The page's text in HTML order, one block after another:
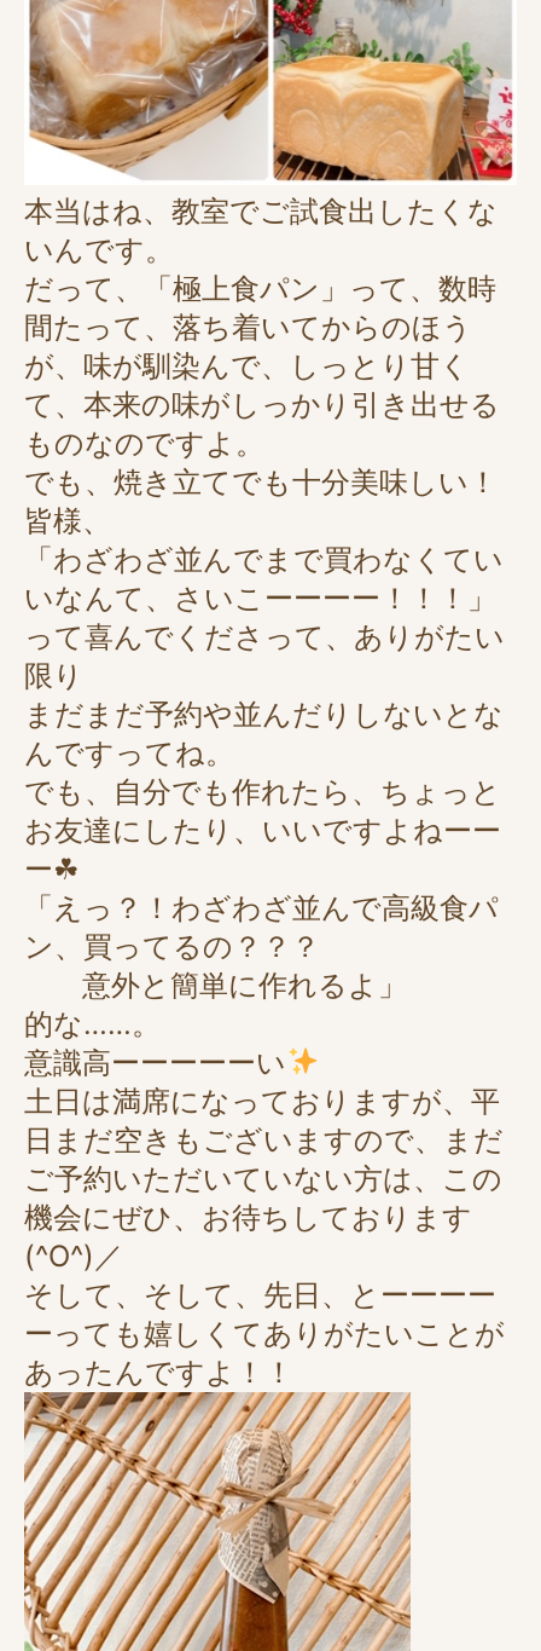
本当はね、教室でご試食出したくな
いんです。
だって、「極上食パン」って、数時
間たって、落ち着いてからのほう
が、味が馴染んで、しっとり甘く
て、本来の味がしっかり引き出せる
ものなのですよ。
でも、焼き立てでも十分美味しい！
皆様、
「わざわざ並んでまで買わなくてい
いなんて、さいこーーーー！！！」
って喜んでくださって、ありがたい
限り
まだまだ予約や並んだりしないとな
んですってね。
でも、自分でも作れたら、ちょっと
お友達に したり、いいですよねーー
ー☘
「えっ？！わざわざ並んで高級食パ
ン、買ってるの？？？
意外と簡単に作れるよ」
的な……。
意識高ーーーーーい
土日は満席になっておりますが、平
日まだ空きもございますので、まだ
ご予約いただいていない方は、この
機会にぜひ、お待ちしております
(^O^)／
そして、そして、先日、とーーーー
ーっても嬉しくてありがたいことが
あったんですよ！！